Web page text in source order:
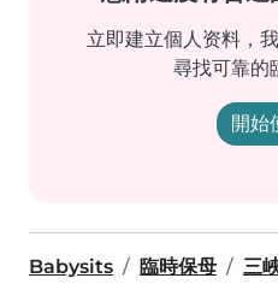
立即建立個人资料，
尋找可靠的
開始
Babysits 臨時保母 三